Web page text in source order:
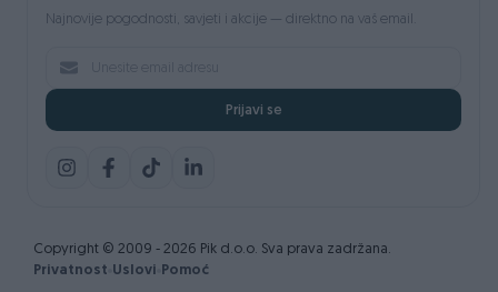
Najnovije pogodnosti, savjeti i akcije — direktno na vaš email.
Prijavi se
Copyright © 2009 - 2026 Pik d.o.o. Sva prava zadržana.
Privatnost Uslovi Pomoć